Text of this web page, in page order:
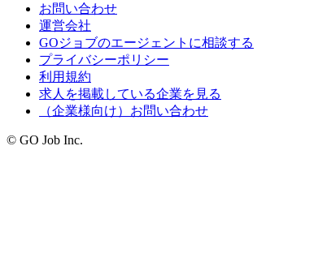
お問い合わせ
運営会社
GOジョブのエージェントに相談する
プライバシーポリシー
利用規約
求人を掲載している企業を見る
（企業様向け）お問い合わせ
© GO Job Inc.